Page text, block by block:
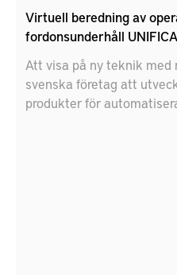
Virtuell beredning av
fordonsunderhåll
Att visa på ny teknik
svenska företag att
produkter för